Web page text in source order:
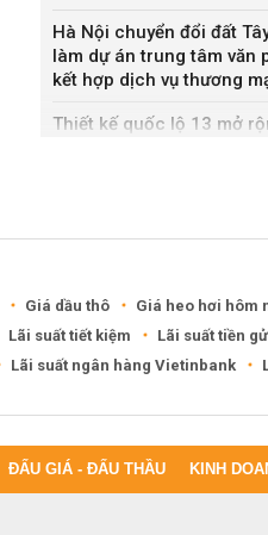
Hà Nội chuyển đổi đất
làm dự án trung tâm văn
kết hợp dịch vụ thương
Thiết kế quốc lộ 13 mở
Giá dầu thô Giá heo hơi hôm
Lãi suất tiết kiệm Lãi suất tiền
Lãi suất ngân hàng Vietinbank
ĐẤU GIÁ - ĐẤU THẦU KINH